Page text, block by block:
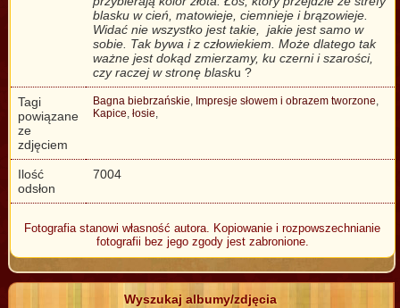
blasku w cień, matowieje, ciemnieje i brązowieje.
Widać nie wszystko jest takie, jakie jest samo w
sobie. Tak bywa i z człowiekiem. Może dlatego tak
ważne jest dokąd zmierzamy, ku czerni i szarości,
czy raczej w stronę blasku ?
Tagi
powiązane
ze
zdjęciem
Bagna biebrzańskie, Impresje słowem i obrazem tworzone,
Kapice, łosie,
Ilość
odsłon
7004
Fotografia stanowi własność autora. Kopiowanie i rozpowszechnianie
fotografii bez jego zgody jest zabronione.
Wyszukaj albumy/zdjęcia